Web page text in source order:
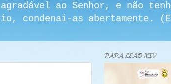
ao Senhor, e não
condenai-as abertamente.
𝓟𝓐𝓟𝓐 𝓛𝓔𝓐̃𝓞 𝓧𝓘𝓥